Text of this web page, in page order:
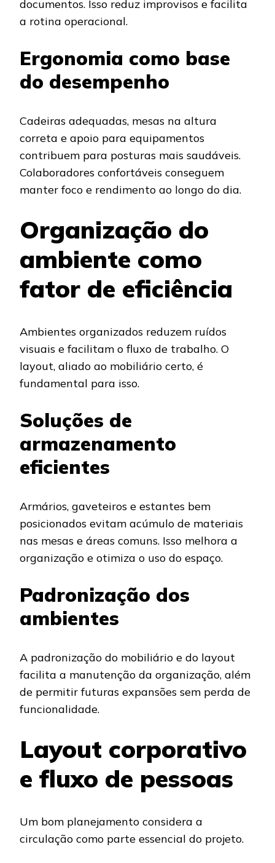
documentos. Isso reduz improvisos e facilita
a rotina operacional.
Ergonomia como base
do desempenho
Cadeiras adequadas, mesas na altura
correta e apoio para equipamentos
contribuem para posturas mais saudáveis.
Colaboradores confortáveis conseguem
manter foco e rendimento ao longo do dia.
Organização do
ambiente como
fator de eficiência
Ambientes organizados reduzem ruídos
visuais e facilitam o fluxo de trabalho. O
layout, aliado ao mobiliário certo, é
fundamental para isso.
Soluções de
armazenamento
eficientes
Armários, gaveteiros e estantes bem
posicionados evitam acúmulo de materiais
nas mesas e áreas comuns. Isso melhora a
organização e otimiza o uso do espaço.
Padronização dos
ambientes
A padronização do mobiliário e do layout
facilita a manutenção da organização, além
de permitir futuras expansões sem perda de
funcionalidade.
Layout corporativo
e fluxo de pessoas
Um bom planejamento considera a
circulação como parte essencial do projeto.